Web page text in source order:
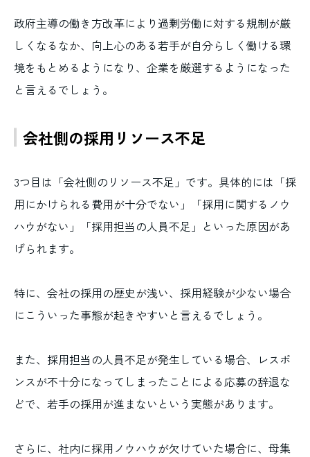
政府主導の働き方改革により過剰労働に対する規制が厳
しくなるなか、向上心のある若手が自分らしく働ける環
境をもとめるようになり、企業を厳選するようになった
と言えるでしょう。
会社側の採用リソース不足
3つ目は「会社側のリソース不足」です。具体的には「採
用にかけられる費用が十分でない」「採用に関するノウ
ハウがない」「採用担当の人員不足」といった原因があ
げられます。
特に、会社の採用の歴史が浅い、採用経験が少ない場合
にこういった事態が起きやすいと言えるでしょう。
また、採用担当の人員不足が発生している場合、レスポ
ンスが不十分になってしまったことによる応募の辞退な
どで、若手の採用が進まないという実態があります。
さらに、社内に採用ノウハウが欠けていた場合に、母集